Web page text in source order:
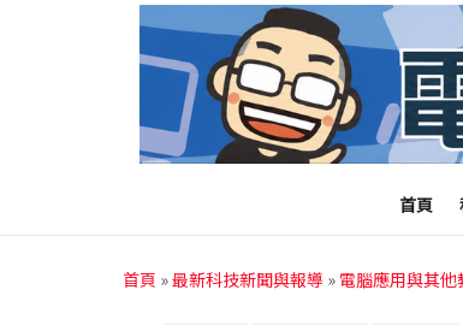
首頁
首頁 »最新科技新聞與報導 » 電腦應用與其他